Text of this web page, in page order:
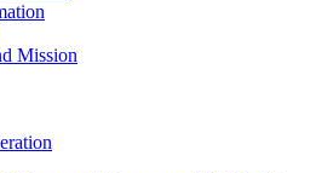
Mission